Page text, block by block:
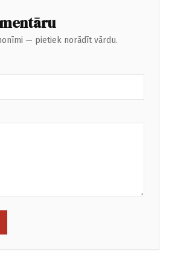
— pietiek norādīt vārdu.